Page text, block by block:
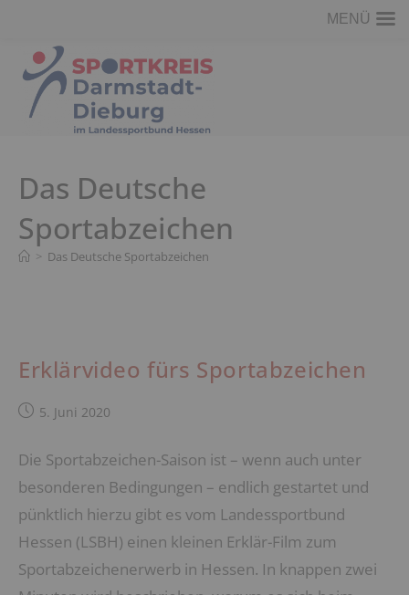
Inhalt
springen
Das Deutsche
Sportabzeichen
> Das Deutsche Sportabzeichen
Erklärvideo fürs Sportabzeichen
Beitrag5. Juni 2020
Die Sportabzeichen-Saison ist – wenn auch unter
besonderen Bedingungen – endlich gestartet und
pünktlich hierzu gibt es vom Landessportbund
Hessen (LSBH) einen kleinen Erklär-Film zum
Sportabzeichenerwerb in Hessen. In knappen zwei
MENÜ